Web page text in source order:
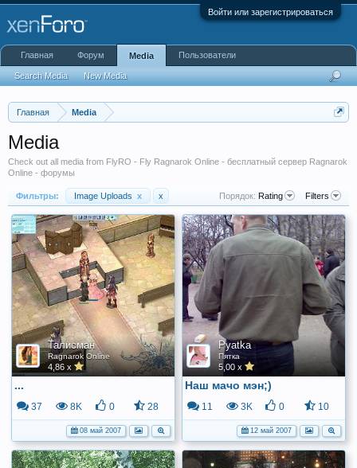
Войти или зарегистрироваться
Главная Media
Media
Check out all media from FlyRO - Fly Ragnarok Online - бесплатный сервер Ragnarok
Online - форумы
Фильтры: Image Uploads x x Порядок: Rating Filters
Талисман
Ragnarok Online
4,86 x
...
37 8K 0 28
08 май 2007
Pyatka
Пятка
5,00 x
Наш мачо мэн;)
11 3K 0 10
12 май 2007
Главная Форум Media
Search Media New Media
Пользователи